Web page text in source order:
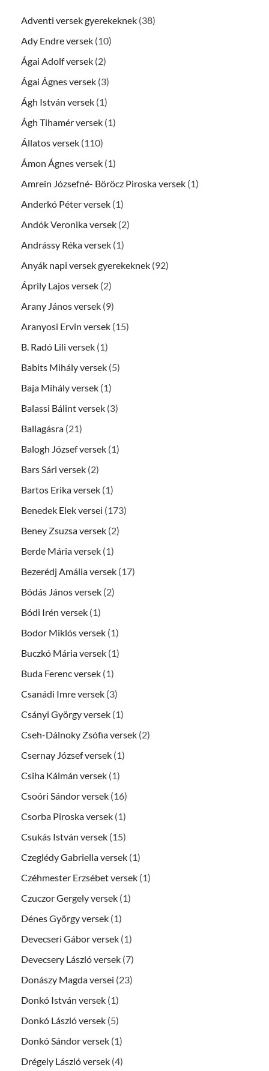
Adventi versek gyerekeknek (38)
Ady Endre versek (10)
Ágai Adolf versek (2)
Ágai Ágnes versek (3)
Ágh István versek (1)
Ágh Tihamér versek (1)
Állatos versek (110)
Ámon Ágnes versek (1)
Amrein Józsefné- Böröcz Piroska versek (1)
Anderkó Péter versek (1)
Andók Veronika versek (2)
Andrássy Réka versek (1)
Anyák napi versek gyerekeknek (92)
Áprily Lajos versek (2)
Arany János versek (9)
Aranyosi Ervin versek (15)
B. Radó Lili versek (1)
Babits Mihály versek (5)
Baja Mihály versek (1)
Balassi Bálint versek (3)
Ballagásra (21)
Balogh József versek (1)
Bars Sári versek (2)
Bartos Erika versek (1)
Benedek Elek versei (173)
Beney Zsuzsa versek (2)
Berde Mária versek (1)
Bezerédj Amália versek (17)
Bódás János versek (2)
Bódi Irén versek (1)
Bodor Miklós versek (1)
Buczkó Mária versek (1)
Buda Ferenc versek (1)
Csanádi Imre versek (3)
Csányi György versek (1)
Cseh-Dálnoky Zsófia versek (2)
Csernay József versek (1)
Csiha Kálmán versek (1)
Csoóri Sándor versek (16)
Csorba Piroska versek (1)
Csukás István versek (15)
Czeglédy Gabriella versek (1)
Czéhmester Erzsébet versek (1)
Czuczor Gergely versek (1)
Dénes György versek (1)
Devecseri Gábor versek (1)
Devecsery László versek (7)
Donászy Magda versei (23)
Donkó István versek (1)
Donkó László versek (5)
Donkó Sándor versek (1)
Drégely László versek (4)